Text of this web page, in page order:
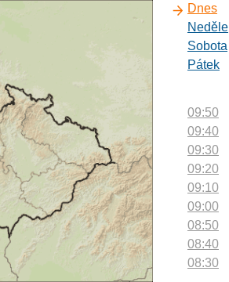
Dnes
Neděle
Sobota
Pátek
09:50
09:40
09:30
09:20
09:10
09:00
08:50
08:40
08:30